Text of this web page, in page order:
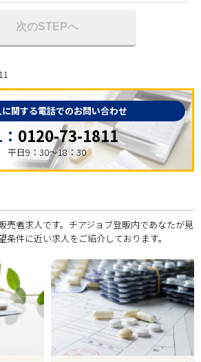
次のSTEPへ
に関する電話でのお問い合わせ
0120-73-1811
平日9：30～18：30
売者求人です。チアジョブ登販内であなたが見
条件に近い求人をご紹介しております。